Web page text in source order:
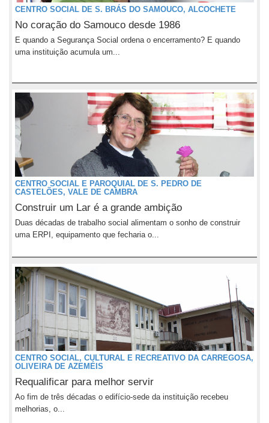
CENTRO SOCIAL DE S. BRÁS DO SAMOUCO, ALCOCHETE
No coração do Samouco desde 1986
E quando a Segurança Social ordena o encerramento? E quando
uma instituição acumula um...
CENTRO SOCIAL E PAROQUIAL DE S. PEDRO DE
CASTELÕES, VALE DE CAMBRA
Construir um Lar é a grande ambição
Duas décadas de trabalho social alimentam o sonho de construir
uma ERPI, equipamento que fecharia o...
CENTRO SOCIAL, CULTURAL E RECREATIVO DA CARREGOSA,
OLIVEIRA DE AZEMÉIS
Requalificar para melhor servir
Ao fim de três décadas o edifício-sede da instituição recebeu
melhorias, o...